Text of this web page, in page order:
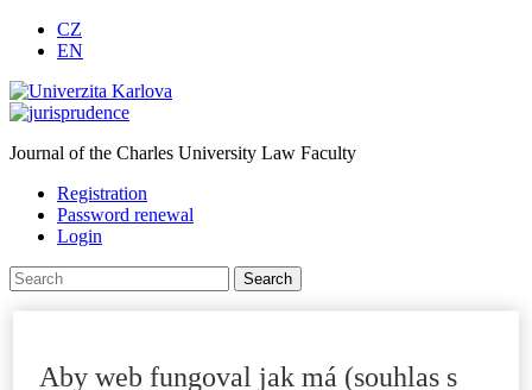
CZ
EN
Journal of the Charles University Law Faculty
Registration
Password renewal
Login
Journal Archive
For authors
Aby web fungoval jak má (souhlas s